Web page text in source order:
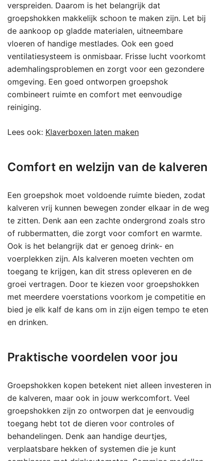
verspreiden. Daarom is het belangrijk dat
groepshokken makkelijk schoon te maken zijn. Let bij
de aankoop op gladde materialen, uitneembare
vloeren of handige mestlades. Ook een goed
ventilatiesysteem is onmisbaar. Frisse lucht voorkomt
ademhalingsproblemen en zorgt voor een gezondere
omgeving. Een goed ontworpen groepshok
combineert ruimte en comfort met eenvoudige
reiniging.
Lees ook: Klaverboxen laten maken
Comfort en welzijn van de kalveren
Een groepshok moet voldoende ruimte bieden, zodat
kalveren vrij kunnen bewegen zonder elkaar in de weg
te zitten. Denk aan een zachte ondergrond zoals stro
of rubbermatten, die zorgt voor comfort en warmte.
Ook is het belangrijk dat er genoeg drink- en
voerplekken zijn. Als kalveren moeten vechten om
toegang te krijgen, kan dit stress opleveren en de
groei vertragen. Door te kiezen voor groepshokken
met meerdere voerstations voorkom je competitie en
bied je elk kalf de kans om in zijn eigen tempo te eten
en drinken.
Praktische voordelen voor jou
Groepshokken kopen betekent niet alleen investeren in
de kalveren, maar ook in jouw werkcomfort. Veel
groepshokken zijn zo ontworpen dat je eenvoudig
toegang hebt tot de dieren voor controles of
behandelingen. Denk aan handige deurtjes,
verplaatsbare hekken of systemen die je kunt